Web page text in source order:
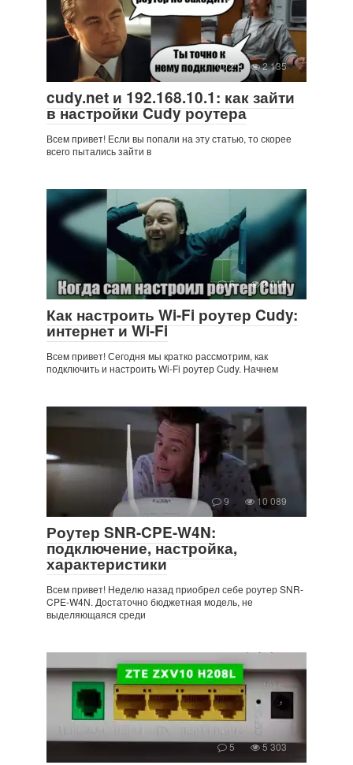
2 2 135
cudy.net и 192.168.10.1: как зайти
в настройки Cudy роутера
Всем привет! Если вы попали на эту статью, то скорее
всего пытались зайти в
6 2 019
Как настроить Wi-Fi роутер Cudy:
интернет и Wi-Fi
Всем привет! Сегодня мы кратко рассмотрим, как
подключить и настроить Wi-Fi роутер Cudy. Начнем
9 10 089
Роутер SNR-CPE-W4N:
подключение, настройка,
характеристики
Всем привет! Неделю назад приобрел себе роутер SNR-
CPE-W4N. Достаточно бюджетная модель, не
выделяющаяся среди
5 5 303